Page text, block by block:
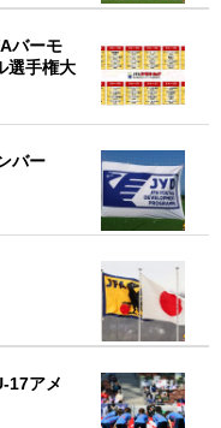
バーモ
選手権大
バー
17アメ